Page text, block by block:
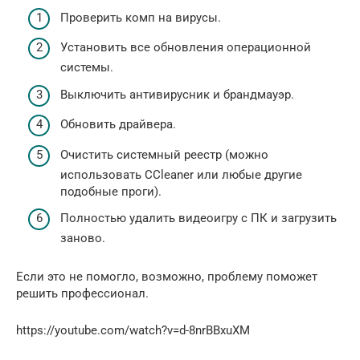
Проверить комп на вирусы.
Установить все обновления операционной
системы.
Выключить антивирусник и брандмауэр.
Обновить драйвера.
Очистить системный реестр (можно
использовать CCleaner или любые другие
подобные проги).
Полностью удалить видеоигру с ПК и загрузить
заново.
Если это не помогло, возможно, проблему поможет
решить профессионал.
https://youtube.com/watch?v=d-8nrBBxuXM